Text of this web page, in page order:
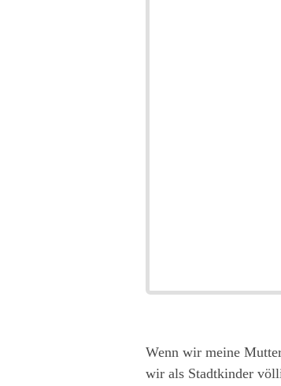
Wenn wir meine
wir als Stadtkinder